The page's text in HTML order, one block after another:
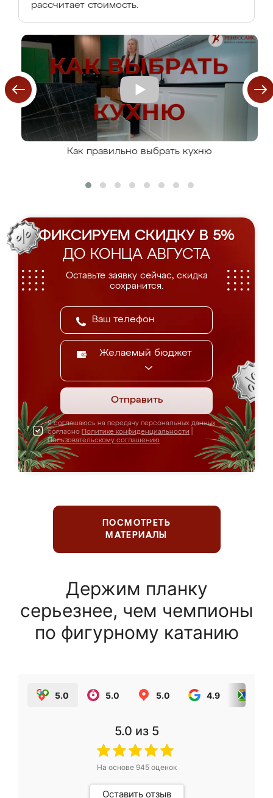
рассчитает стоимость.
Как правильно выбрать кухню
ФИКСИРУЕМ СКИДКУ В 5%
ДО КОНЦА АВГУСТА
Оставьте заявку сейчас, скидка
сохранится.
Желаемый бюджет
Отправить
Я соглашаюсь на передачу персональных данных
согласно Политике конфиденциальности
Пользовательскому соглашению
ПОСМОТРЕТЬ
МАТЕРИАЛЫ
Держим планку
серьезнее, чем чемпионы
по фигурному катанию
5.0 5.0 5.0 4.9
5.0 из 5
На основе 945оценок
Оставить отзыв